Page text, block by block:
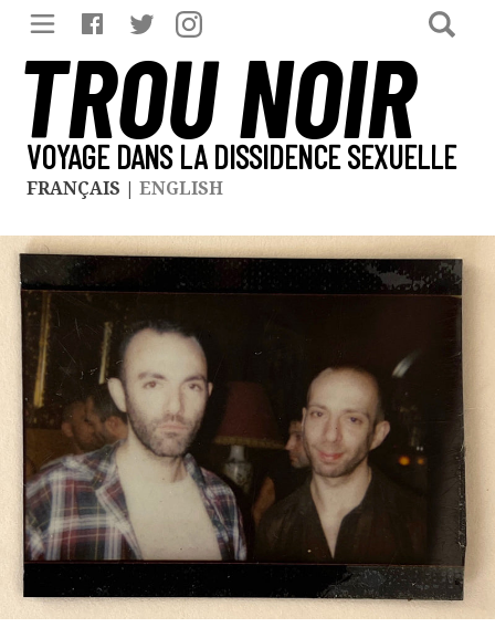
TROU NOIR
VOYAGE DANS LA DISSIDENCE SEXUELLE
FRANÇAIS | ENGLISH